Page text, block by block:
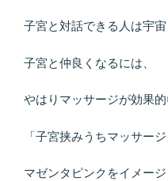
子宮と対話できる人は宇
子宮と仲良くなるには、
やはりマッサージが効果
「子宮挟みうちマッサージ
マゼンタピンクをイメージ